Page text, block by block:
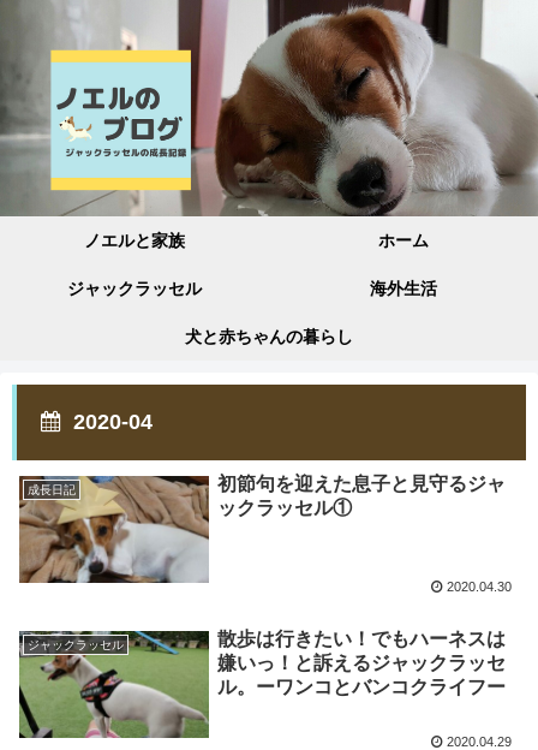
ノエルと家族 ホーム
ジャックラッセル 海外生活
犬と赤ちゃんの暮らし
2020-04
成長日記
初節句を迎えた息子と見守るジャ
ックラッセル①
2020.04.30
ジャックラッセル
散歩は行きたい！でもハーネスは
嫌いっ！と訴えるジャックラッセ
ル。ーワンコとバンコクライフー
2020.04.29